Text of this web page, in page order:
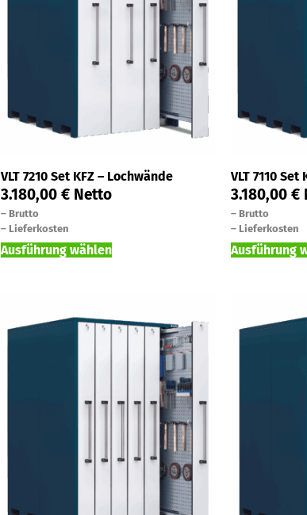
VLT 7210 Set KFZ – Lochwände
3.180,00 € Netto
– Brutto
– Lieferkosten
Ausführung wählen
VLT 7110
3.180,00 €
– Brutto
– Lieferkosten
Ausführung